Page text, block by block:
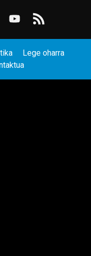
Lege oharra